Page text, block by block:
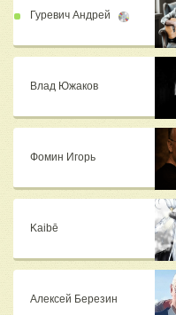
Гуревич Андрей
Влад Южаков
Фомин Игорь
Kaibē
Алексей Березин